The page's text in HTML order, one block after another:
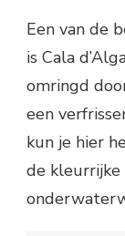
Een van de
is Cala
omringd
een
kun je hier
de kleurrijke